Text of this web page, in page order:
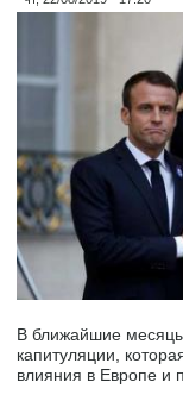
В ближайшие
капитуляции,
влияния в Европе и